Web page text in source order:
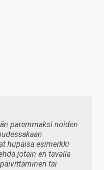
paremmaksi noiden
hupaisa esimerkki
jotain eri tavalla
tai